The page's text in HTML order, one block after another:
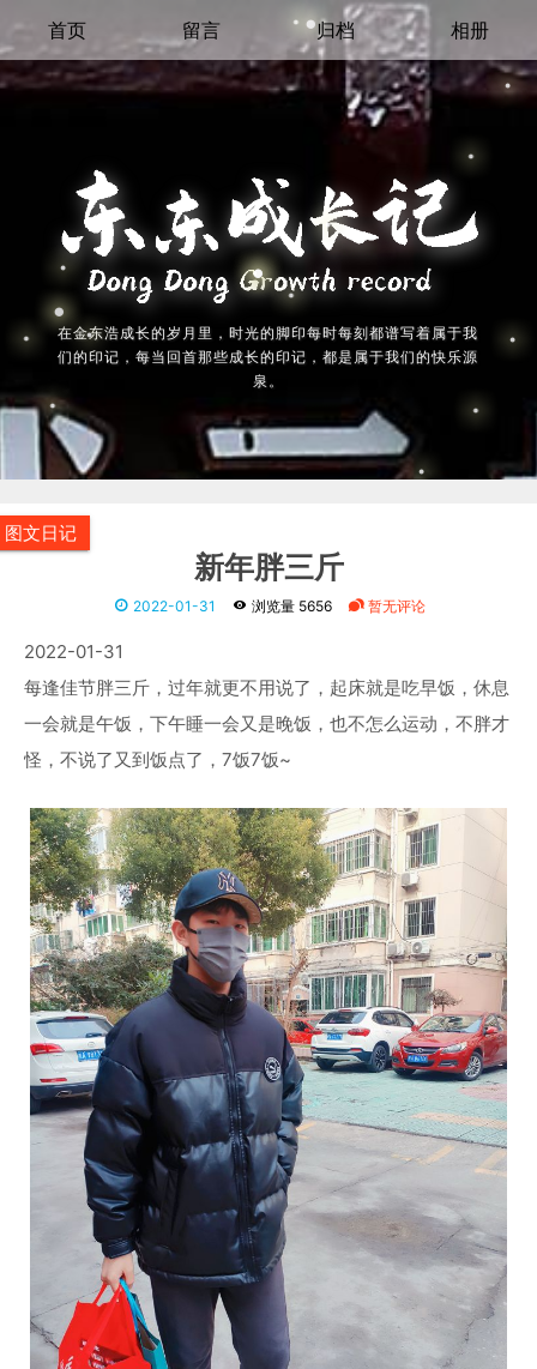
首页 留言 归档 相册
在金东浩成长的岁月里，时光的脚印每时每刻都谱写着属于我
们的印记，每当回首那些成长的印记，都是属于我们的快乐源
泉。
图文日记
新年胖三斤
2022-01-31 浏览量 5656 暂无评论
2022-01-31
每逢佳节胖三斤，过年就更不用说了，起床就是吃早饭，休息
一会就是午饭，下午睡一会又是晚饭，也不怎么运动，不胖才
怪，不说了又到饭点了，7饭7饭~